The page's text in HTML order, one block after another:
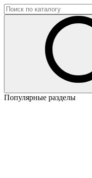
Популярные разделы